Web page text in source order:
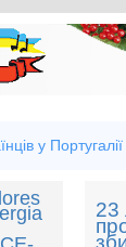
у Португалії
23